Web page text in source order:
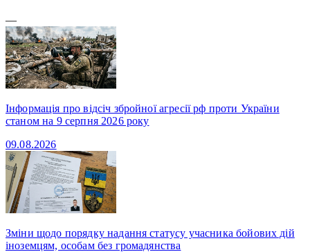
—
Інформація про відсіч збройної агресії рф проти України
станом на 9 серпня 2026 року
09.08.2026
Зміни щодо порядку надання статусу учасника бойових дій
іноземцям, особам без громадянства